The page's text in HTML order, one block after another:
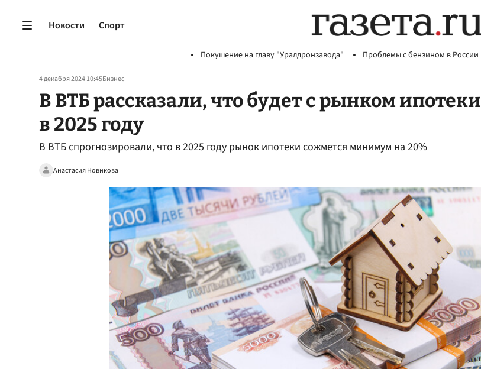
Новости Спорт
Покушение на главу "Уралдронзавода" Проблемы с бензином в России
4 декабря 2024 10:45Бизнес
В ВТБ рассказали, что будет с рынком ипотеки
в 2025 году
В ВТБ спрогнозировали, что в 2025 году рынок ипотеки сожмется минимум на 20%
Анастасия Новикова